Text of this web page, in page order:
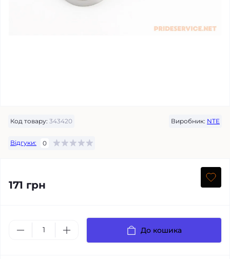
Код товару: 343420 Виробник: NTE
Відгуки: 0
171 грн
До кошика